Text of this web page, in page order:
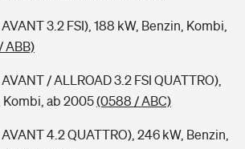
3.2 FSI), 188 kW, Benzin, Kombi,
ABB)
/ ALLROAD 3.2 FSI QUATTRO),
Kombi, ab 2005(0588 / ABC)
4.2 QUATTRO), 246 kW, Benzin,